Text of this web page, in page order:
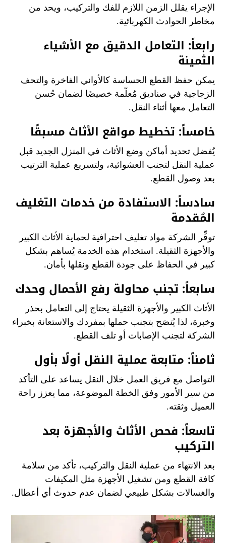
الإجراء يقلل الزمن اللازم للفك والتركيب، ويحد من
مخاطر الحوادث الكهربائية.
رابعاً: التعامل الدقيق مع الأشياء
الثمينة
يمكن حفظ القطع الحساسة كالأواني الفاخرة والتحف
الزجاجية في صناديق مُعلّمة خصيصًا لضمان حُسن
التعامل معها أثناء النقل.
خامساً: تخطيط مواقع الأثاث مسبقًا
يُفضل تحديد أماكن وضع الأثاث في المنزل الجديد قبل
عملية النقل لتجنب العشوائية، ولتسريع عملية الترتيب
بعد وصول القطع.
سادساً: الاستفادة من خدمات التغليف
المُقدمة
توفِّر الشركة مواد تغليف احترافية لحماية الأثاث الكبير
والأجهزة الثقيلة. استخدام هذه الخدمة يُساهم بشكل
كبير في الحفاظ على جودة القطع ونقلها بأمان.
سابعاً: تجنب محاولة رفع الأحمال وحدك
الأثاث الكبير والأجهزة الثقيلة يحتاج إلى التعامل بحذر
وخبرة، لذا يُنصَح بتجنب حملها بمفردك والاستعانة بخبراء
الشركة لتجنب الإصابات أو تلف القطع.
ثامناً: متابعة عملية النقل أولًا بأول
التواصل مع فريق العمل خلال النقل يساعد على التأكد
من سير الأمور وفق الخطة الموضوعة، مما يعزز راحة
العميل وثقته.
تاسعاً: فحص الأثاث والأجهزة بعد
التركيب
بعد الانتهاء من عملية النقل والتركيب، تأكد من سلامة
كافة القطع ومن تشغيل الأجهزة مثل المكيفات
والغسالات بشكل طبيعي لضمان عدم حدوث أي أعطال.